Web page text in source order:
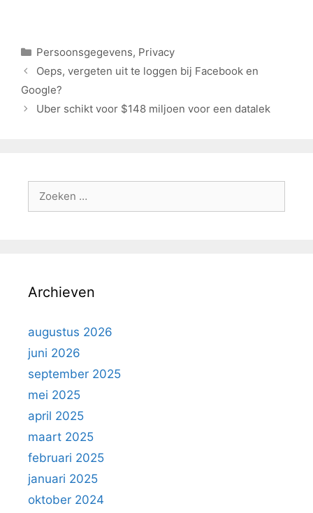
Persoonsgegevens, Privacy
Oeps, vergeten uit te loggen bij Facebook en
Google?
Uber schikt voor $148 miljoen voor een datalek
Archieven
augustus 2026
juni 2026
september 2025
mei 2025
april 2025
maart 2025
februari 2025
januari 2025
oktober 2024